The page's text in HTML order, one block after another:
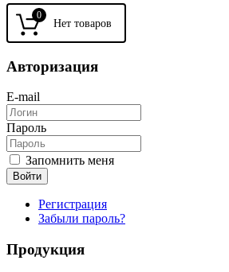
0
Авторизация
E-mail
Пароль
Запомнить меня
Войти
Регистрация
Забыли пароль?
Продукция